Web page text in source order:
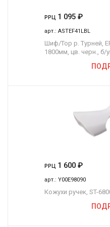
РРЦ 1 095 ₽
арт.: ASTEF41LBL
Шиф/Тор р. Турней,
1800мм, цв. черн., б/
РРЦ 1 600 ₽
арт.: Y00E98090
Кожухи ручек, ST-